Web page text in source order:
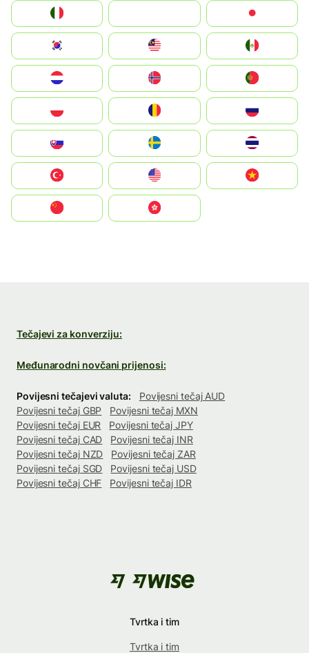
South Korea
United States
中國香港特別行政區
Tečajevi za konverziju:
Međunarodni novčani prijenosi:
Povijesni tečajevi valuta:
Povijesni tečaj AUD
Povijesni tečaj GBP
Povijesni tečaj MXN
Povijesni tečaj EUR
Povijesni tečaj JPY
Povijesni tečaj CAD
Povijesni tečaj INR
Povijesni tečaj NZD
Povijesni tečaj ZAR
Povijesni tečaj SGD
Povijesni tečaj USD
Povijesni tečaj CHF
Povijesni tečaj IDR
Tvrtka i tim
Tvrtka i tim